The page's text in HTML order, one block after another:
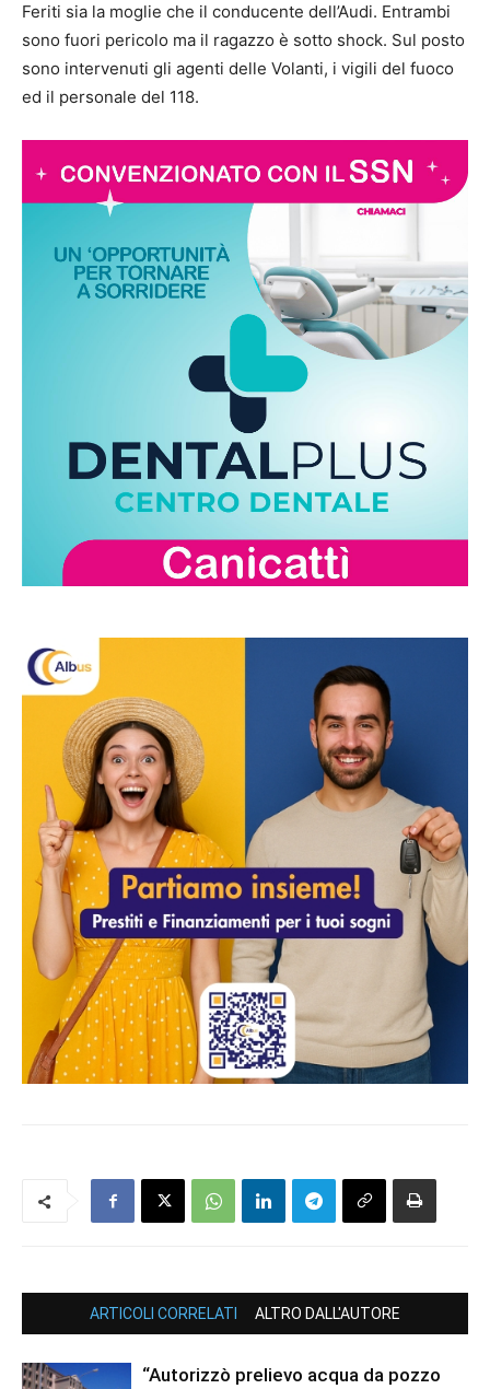
Feriti sia la moglie che il conducente dell’Audi. Entrambi
sono fuori pericolo ma il ragazzo è sotto shock. Sul posto
sono intervenuti gli agenti delle Volanti, i vigili del fuoco
ed il personale del 118.
ARTICOLI CORRELATI ALTRO DALL'AUTORE
“Autorizzò prelievo acqua da pozzo